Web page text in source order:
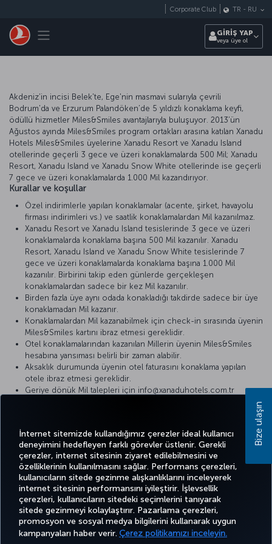
İnternet sitemizde kullandığımız çerezler ideal kullanıcı
deneyimini hedefleyen farklı görevler üstlenir. Gerekli
çerezler, internet sitesinin ziyaret edilebilmesini ve
özelliklerinin kullanılmasını sağlar. Performans çerezleri,
kullanıcıların sitede gezinme alışkanlıklarını inceleyerek
internet sitesinin performansını iyileştirir. İşlevsellik
çerezleri, kullanıcıların sitedeki seçimlerini tanıyarak
sitede gezinmeyi kolaylaştırır. Pazarlama çerezleri,
promosyon ve sosyal medya bilgilerini kullanarak uygun
kampanyaları haber verir. Çerez politikamızı inceleyin.
Toggle navigation
Corporate Club TR - RU
GİRİŞ YAP
veya üye ol
Akdeniz’in incisi Belek'te, Ege'nin masmavi sularıyla çevrili
Bodrum'da ve Erzurum Palandöken’de 5 yıldızlı konaklama keyfi,
ödüllü hizmetler Miles&Smiles avantajlarıyla buluşuyor. 2013’ün
Ağustos ayında Miles&Smiles program ortakları arasına katılan Xanadu
Hotels Miles&Smiles üyelerine Xanadu Resort ve Xanadu Island
otellerinde geçerli 3 gece ve üzeri konaklamalarda 500 Mil; Xanadu
Resort, Xanadu Island ve Xanadu Snow White otellerinde ise geçerli
7 gece ve üzeri konaklamalarda 1.000 Mil kazandırıyor.
Kurallar ve koşullar
Özel indirimlerle yapılan konaklamalar (acente, şirket, havayolu
firması indirimleri vs.) ve saatlik konaklamalardan Mil kazanılmaz.
Xanadu Resort ve Xanadu Island tesislerinde 3 gece ve üzeri
konaklamalarda konaklama başına 500 Mil kazanılır. Xanadu
Resort, Xanadu Island ve Xanadu Snow White tesislerinde 7
gece ve üzeri konaklamalarda konaklama başına 1.000 Mil
kazanılır. Birbirini takip eden günlerde gerçekleşen
konaklamalardan sadece bir kez Mil kazanılır.
Birden fazla üye aynı odada konakladığı takdirde sadece bir üye
konaklamadan Mil kazanır.
Konaklamalardan Mil kazanabilmek için check-in sırasında üyenin
Miles&Smiles kartını ibraz etmesi gereklidir.
Otel konaklamalarından kazanılan Millerin üyenin Miles&Smiles
hesabına yansıması belirli bir zaman alabilir.
Aksaklık durumunda üyenin otel faturasını konaklama yapılan
otele ibraz etmesi gereklidir.
Geriye dönük Mil talepleri için info@xanaduhotels.com.tr
TwitterFacebook
Instagram
YoutubeLinkedIn
TiktokBlogPinterest
BİLET
AL VE
YÖNET
DENEYİM
FIRSATLAR
VE UÇUŞ
NOKTALARI
YARDIM MILES&SMILES
Bize ulaşın